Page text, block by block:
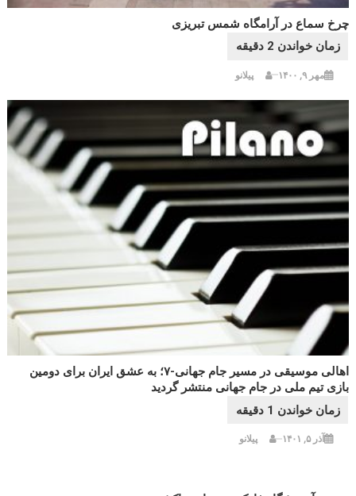
چرخ سماع در آرامگاه شمس تبریزی
مهر ۹, ۱۴۰۰ پیلانو
اهالی موسیقی در مسیر جام جهانی-۷؛ به عشق ایران برای دومین
بازی تیم ملی در جام جهانی منتشر گردید
آذر ۵, ۱۴۰۱ پیلانو